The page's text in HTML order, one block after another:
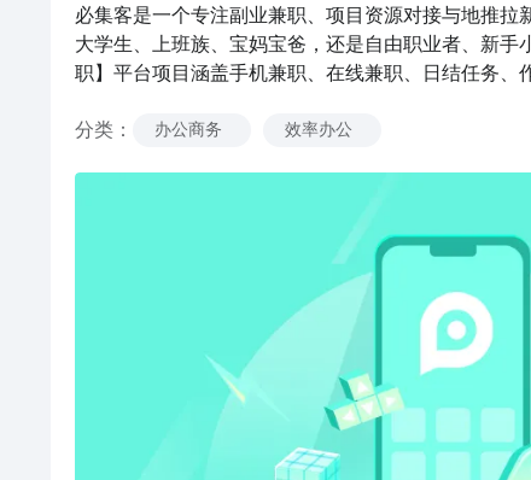
必集客是一个专注副业兼职、项目资源对接与地推
大学生、上班族、宝妈宝爸，还是自由职业者、新
职】平台项目涵盖手机兼职、在线兼职、日结任务
【精品兼职 & 严格实名认证】依托阿里云个人实名 +
快速找到副业项目、兼职岗位或合作伙伴，对接上
系统化实战教学课程，拆解落地玩法、行业避坑指
客服 7*16 小时在线，处理对接过程中出现的问题；
合作更安心。【适合人群】大学生、宝妈宝爸、上
用碎片时间增加收入，必集客都能帮你找到靠谱项
富，一键筛选、快速合作；每日稳定更新海量优质
yuntui2023@126.com微信公众号/抖音/小红书：必集
分类 ： 办公商务 效率办公